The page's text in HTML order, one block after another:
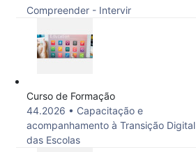
Compreender - Intervir
Curso de Formação
44.2026 • Capacitação e
acompanhamento à Transição Digital
das Escolas